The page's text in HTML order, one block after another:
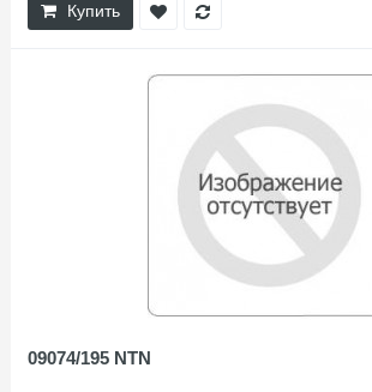
Купить
09074/195 NTN